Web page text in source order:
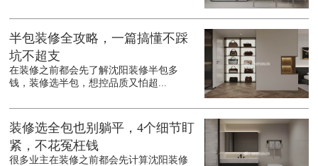
半包装修全攻略，一篇搞懂不踩
坑不超支
在装修之前都会先了解沈阳装修半包多
钱，装修选半包，想控品质又怕超...
装修选全包也别躺平，4个细节盯
紧，不花冤枉钱
很多业主在装修之前都会先计算沈阳装修